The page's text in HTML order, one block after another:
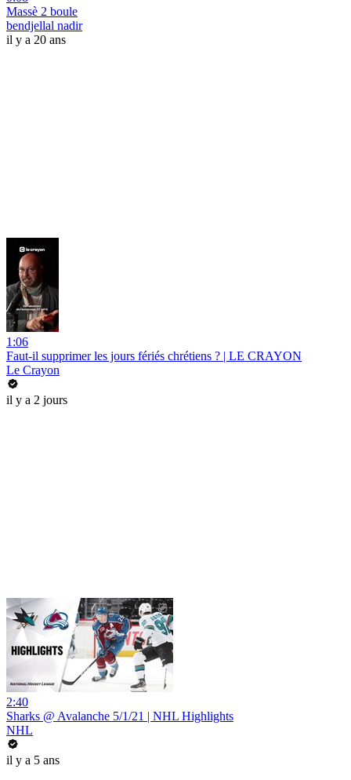
Massè 2 boule
bendjellal nadir
il y a 20 ans
1:06
Faut-il supprimer les jours fériés chrétiens ? | LE CRAYON
Le Crayon
il y a 2 jours
2:40
Sharks @ Avalanche 5/1/21 | NHL Highlights
NHL
il y a 5 ans